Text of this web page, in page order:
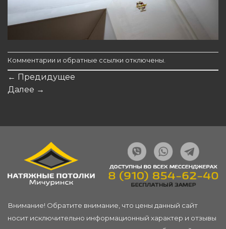
Комментарии и обратные ссылки отключены.
← Предидущее
Далее →
Внимание! Обратите внимание, что цены данный сайт
носит исключительно информационный характер и отзывы